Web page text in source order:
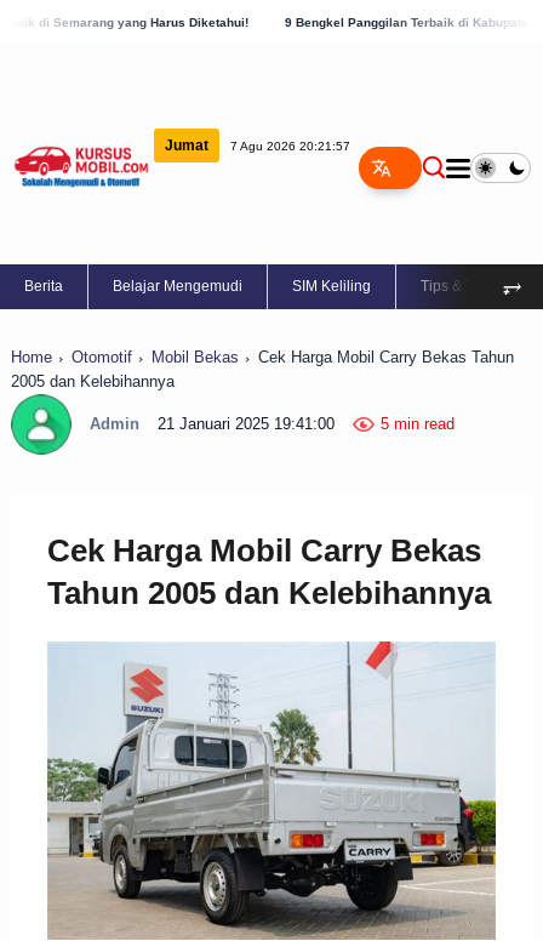
yang Harus Diketahui! 9 Bengkel Panggilan Terbaik di Kabupaten Semarang, Cek
Jumat 7 Agu 2026 20:21:58
Berita Belajar Mengemudi SIM Keliling Tips & Trik ⥅
Home Otomotif Mobil Bekas
Cek Harga Mobil Carry Bekas Tahun
2005 dan Kelebihannya
Admin 21 Januari 2025 19:41:00 5 min read
Cek Harga Mobil Carry Bekas
Tahun 2005 dan Kelebihannya